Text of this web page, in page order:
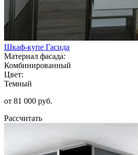
Шкаф-купе Гасида
Материал фасада:
Комбинированный
Цвет:
Темный
от 81 000 руб.
Рассчитать